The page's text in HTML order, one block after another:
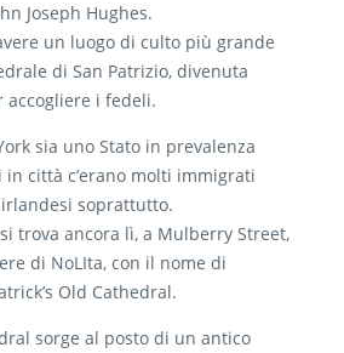
Joseph Hughes.
un luogo di culto più grande
di San Patrizio, divenuta
i fedeli.
sia uno Stato in prevalenza
città c’erano molti immigrati
soprattutto.
trova ancora lì, a Mulberry Street,
di NoLIta, con il nome di
Old Cathedral.
sorge al posto di un antico